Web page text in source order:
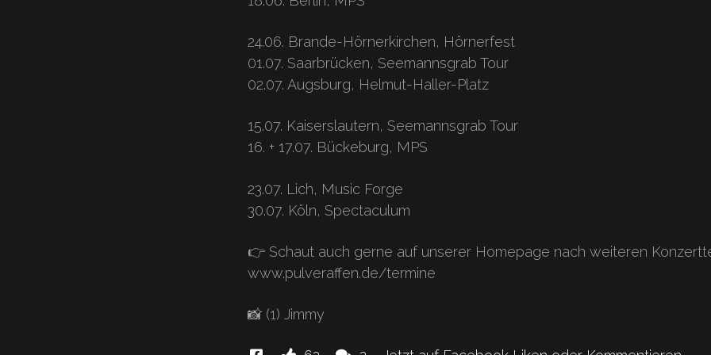
24.06. Brande-Hörnerkirchen, Hörnerfest
01.07. Saarbrücken, Seemannsgrab Tour
02.07. Augsburg, Helmut-Haller-Platz
15.07. Kaiserslautern, Seemannsgrab Tour
16. + 17.07. Bückeburg, MPS
23.07. Lich, Music Forge
30.07. Köln, Spectaculum
👉 Schaut auch gerne auf unserer Homepage nach weiteren
www.pulveraffen.de/termine
📸 (1) Jimmy